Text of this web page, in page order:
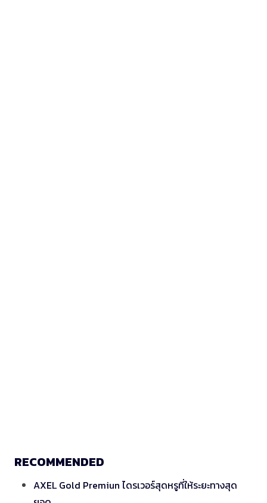
RECOMMENDED
AXEL Gold Premiun ไดรเวอร์สุดหรูที่ให้ระยะทางสุด